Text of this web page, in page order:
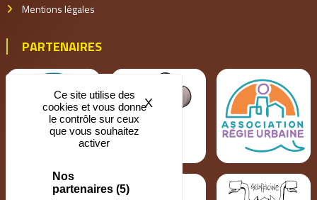
Mentions légales
PARTENAIRES
Ce site utilise des
cookies et vous donne
le contrôle sur ceux
que vous souhaitez
activer
Nos
partenaires (5)
X Masquer le bandeau des